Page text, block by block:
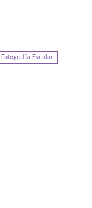
Fotografía Escolar